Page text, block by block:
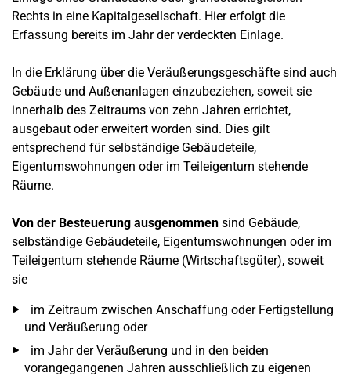
Rechts in eine Kapitalgesellschaft. Hier erfolgt die
Erfassung bereits im Jahr der verdeckten Einlage.
In die Erklärung über die Veräußerungsgeschäfte sind auch
Gebäude und Außenanlagen einzubeziehen, soweit sie
innerhalb des Zeitraums von zehn Jahren errichtet,
ausgebaut oder erweitert worden sind. Dies gilt
entsprechend für selbständige Gebäudeteile,
Eigentumswohnungen oder im Teileigentum stehende
Räume.
Von der Besteuerung ausgenommen sind Gebäude,
selbständige Gebäudeteile, Eigentumswohnungen oder im
Teileigentum stehende Räume (Wirtschaftsgüter), soweit
sie
im Zeitraum zwischen Anschaffung oder Fertigstellung
und Veräußerung oder
im Jahr der Veräußerung und in den beiden
vorangegangenen Jahren ausschließlich zu eigenen